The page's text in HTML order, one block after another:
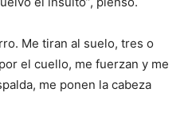
Me tiran al suelo, tres o
el cuello, me fuerzan y me
me ponen la cabeza